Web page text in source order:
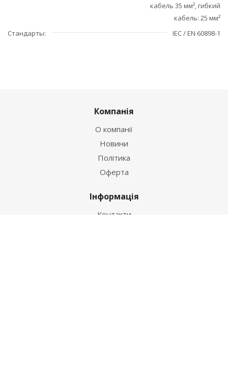
кабель 35 мм², гибкий
кабель: 25 мм²
Стандарты
IEC / EN 60898-1
Компанія
О компанії
Новини
Політика
Оферта
Інформація
Контакти